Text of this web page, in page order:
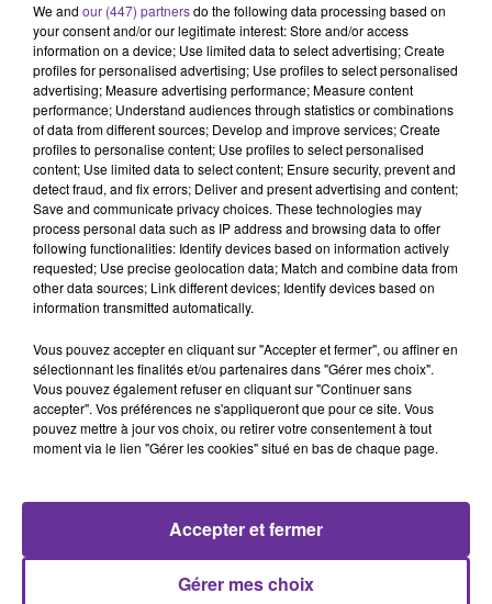
دوغان 122
15 juin 2026 - 14 min 9 sec
دوغان 122
دوغان 122
دوغان 122
دوغان 122
0:00 14 min 9 sec
Afficher la transcription écrite
We and our (447) partnersdo the following data processing based on
your consent and/or our legitimate interest: Store and/or access
information on a device; Use limited data to select advertising; Create
profiles for personalised advertising; Use profiles to select personalised
advertising; Measure advertising performance; Measure content
performance; Understand audiences through statistics or combinations
of data from different sources; Develop and improve services; Create
profiles to personalise content; Use profiles to select personalised
content; Use limited data to select content; Ensure security, prevent and
detect fraud, and fix errors; Deliver and present advertising and content;
Save and communicate privacy choices. These technologies may
process personal data such as IP address and browsing data to offer
following functionalities: Identify devices based on information actively
requested; Use precise geolocation data; Match and combine data from
other data sources; Link different devices; Identify devices based on
information transmitted automatically.
Vous pouvez accepter en cliquant sur "Accepter et fermer", ou affiner en
sélectionnant les finalités et/ou partenaires dans "Gérer mes choix".
Vous pouvez également refuser en cliquant sur "Continuer sans
accepter". Vos préférences ne s'appliqueront que pour ce site. Vous
pouvez mettre à jour vos choix, ou retirer votre consentement à tout
moment via le lien "Gérer les cookies" situé en bas de chaque page.
Gérer mes choix
Accepter et fermer